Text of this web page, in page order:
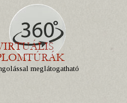
meglátogatható